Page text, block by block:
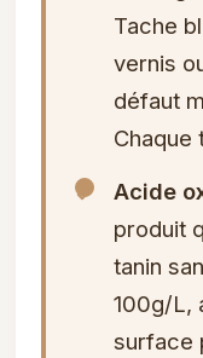
Tache
vernis
défaut
Chaque
Acide
produit
tanin
100g/L,
surface